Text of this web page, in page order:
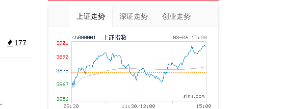
177
上证走势 深证走势 创业走势